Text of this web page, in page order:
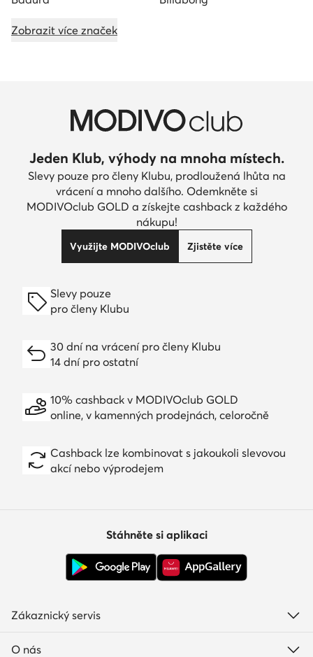
Zobrazit více značek
Jeden Klub, výhody na mnoha místech.
Slevy pouze pro členy Klubu, prodloužená lhůta na
vrácení a mnoho dalšího. Odemkněte si
MODIVOclub GOLD a získejte cashback z každého
nákupu!
Využijte MODIVOclub Zjistěte více
Slevy pouze
pro členy Klubu
30 dní na vrácení pro členy Klubu
14 dní pro ostatní
10% cashback v MODIVOclub GOLD
online, v kamenných prodejnách, celoročně
Cashback lze kombinovat s jakoukoli slevovou
akcí nebo výprodejem
Stáhněte si aplikaci
Zákaznický servis
O nás